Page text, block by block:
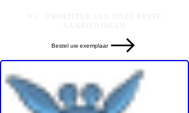
NU : PROFITEER VAN ONZE BESTE
AANBIEDINGEN
Bestel uw exemplaar